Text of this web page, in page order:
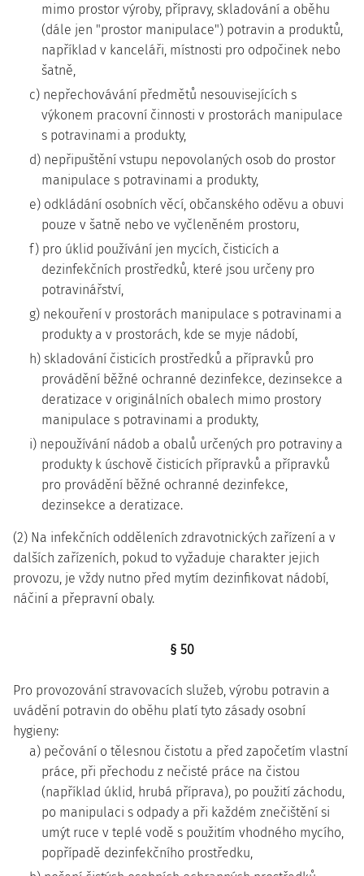
mimo prostor výroby, přípravy, skladování a oběhu
(dále jen "prostor manipulace") potravin a produktů,
například v kanceláři, místnosti pro odpočinek nebo
šatně,
c) nepřechovávání předmětů nesouvisejících s
výkonem pracovní činnosti v prostorách manipulace
s potravinami a produkty,
d) nepřipuštění vstupu nepovolaných osob do prostor
manipulace s potravinami a produkty,
e) odkládání osobních věcí, občanského oděvu a obuvi
pouze v šatně nebo ve vyčleněném prostoru,
f) pro úklid používání jen mycích, čisticích a
dezinfekčních prostředků, které jsou určeny pro
potravinářství,
g) nekouření v prostorách manipulace s potravinami a
produkty a v prostorách, kde se myje nádobí,
h) skladování čisticích prostředků a přípravků pro
provádění běžné ochranné dezinfekce, dezinsekce a
deratizace v originálních obalech mimo prostory
manipulace s potravinami a produkty,
i) nepoužívání nádob a obalů určených pro potraviny a
produkty k úschově čisticích přípravků a přípravků
pro provádění běžné ochranné dezinfekce,
dezinsekce a deratizace.
(2) Na infekčních odděleních zdravotnických zařízení a v
dalších zařízeních, pokud to vyžaduje charakter jejich
provozu, je vždy nutno před mytím dezinfikovat nádobí,
náčiní a přepravní obaly.
§ 50
Pro provozování stravovacích služeb, výrobu potravin a
uvádění potravin do oběhu platí tyto zásady osobní
hygieny:
a) pečování o tělesnou čistotu a před započetím vlastní
práce, při přechodu z nečisté práce na čistou
(například úklid, hrubá příprava), po použití záchodu,
po manipulaci s odpady a při každém znečištění si
umýt ruce v teplé vodě s použitím vhodného mycího,
popřípadě dezinfekčního prostředku,